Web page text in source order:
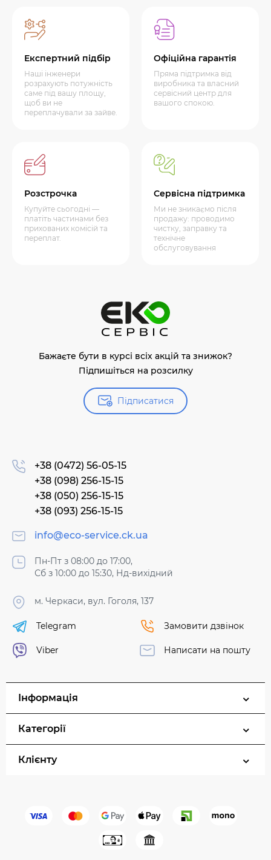
Експертний підбір
Наші інженери
розрахують потужність
саме під вашу площу,
щоб ви не
переплачували за зайве.
Офіційна гарантія
Пряма підтримка від
виробника та власний
сервісний центр для
вашого спокою.
Розстрочка
Купуйте сьогодні —
платіть частинами без
прихованих комісій та
переплат.
Сервісна підтримка
Ми не зникаємо після
продажу: проводимо
чистку, заправку та
технічне
обслуговування
Бажаєте бути в курсі всіх акцій та знижок?
Підпишіться на розсилку
Підписатися
+38 (0472) 56-05-15
+38 (098) 256-15-15
+38 (050) 256-15-15
+38 (093) 256-15-15
info@eco-service.ck.ua
Пн-Пт з 08:00 до 17:00,
Сб з 10:00 до 15:30, Нд-вихідний
м. Черкаси, вул. Гоголя, 137
Telegram
Viber
Замовити дзвінок
Написати на пошту
Інформація
Категорії
Клієнту